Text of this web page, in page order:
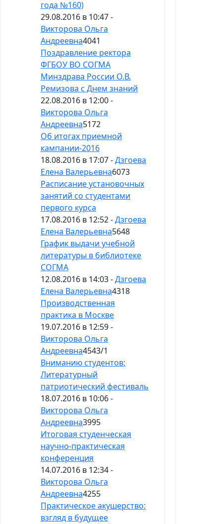
года №160)
29.08.2016 в 10:47 -
Викторова Ольга
Андреевна4041
Поздравление ректора
ФГБОУ ВО СОГМА
Минздрава России О.В.
Ремизова с Днем знаний
22.08.2016 в 12:00 -
Викторова Ольга
Андреевна5172
Об итогах приемной
кампании-2016
18.08.2016 в 17:07 -Дзгоева
Елена Валерьевна6073
Расписание установочных
занятий со студентами
первого курса
17.08.2016 в 12:52 -Дзгоева
Елена Валерьевна5648
График выдачи учебной
литературы в библиотеке
СОГМА
12.08.2016 в 14:03 -Дзгоева
Елена Валерьевна4318
Производственная
практика в Москве
19.07.2016 в 12:59 -
Викторова Ольга
Андреевна4543/1
Вниманию студентов:
Литературный
патриотический фестиваль
18.07.2016 в 10:06 -
Викторова Ольга
Андреевна3995
Итоговая студенческая
научно-практическая
конференция
14.07.2016 в 12:34 -
Викторова Ольга
Андреевна4255
Практическое акушерство:
взгляд в будущее